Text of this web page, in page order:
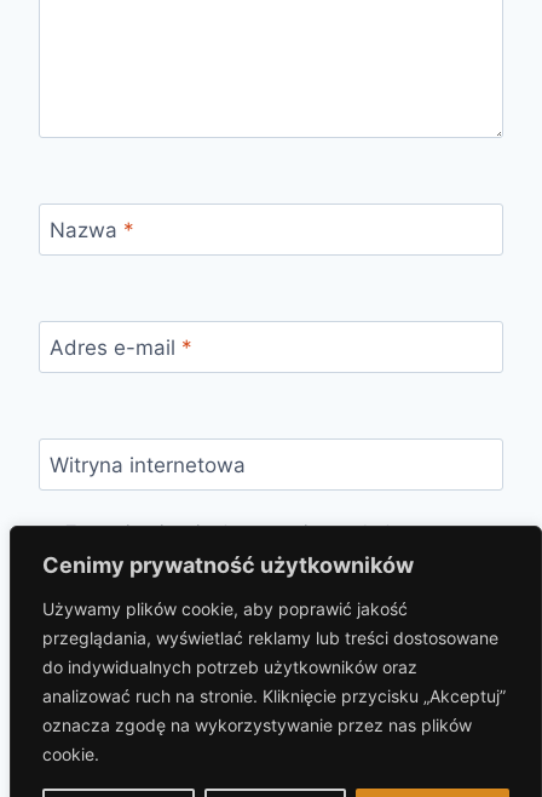
Cenimy prywatność użytkowników
Używamy plików cookie, aby poprawić jakość
przeglądania, wyświetlać reklamy lub treści dostosowane
do indywidualnych potrzeb użytkowników oraz
analizować ruch na stronie. Kliknięcie przycisku „Akceptuj”
oznacza zgodę na wykorzystywanie przez nas plików
cookie.
Nazwa *
Adres e-mail *
Witryna internetowa
Zapamiętaj moje dane w tej przeglądarce
podczas pisania kolejnych komentarzy.
© 2026 hotelprzybaszcie.pl Motyw WordPress,